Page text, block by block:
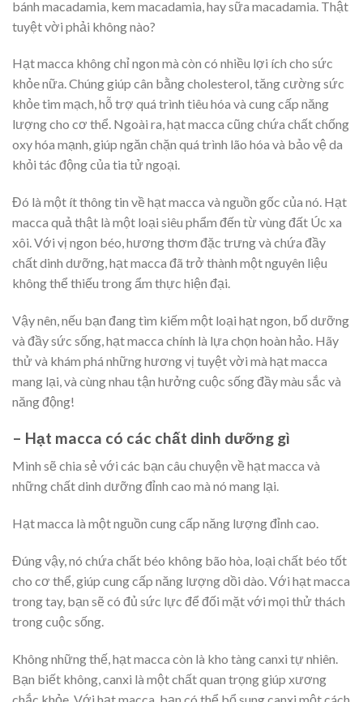
bánh macadamia, kem macadamia, hay sữa macadamia. Thật
tuyệt vời phải không nào?
Hạt macca không chỉ ngon mà còn có nhiều lợi ích cho sức
khỏe nữa. Chúng giúp cân bằng cholesterol, tăng cường sức
khỏe tim mạch, hỗ trợ quá trình tiêu hóa và cung cấp năng
lượng cho cơ thể. Ngoài ra, hạt macca cũng chứa chất chống
oxy hóa mạnh, giúp ngăn chặn quá trình lão hóa và bảo vệ da
khỏi tác động của tia tử ngoại.
Đó là một ít thông tin về hạt macca và nguồn gốc của nó. Hạt
macca quả thật là một loại siêu phẩm đến từ vùng đất Úc xa
xôi. Với vị ngon béo, hương thơm đặc trưng và chứa đầy
chất dinh dưỡng, hạt macca đã trở thành một nguyên liệu
không thể thiếu trong ẩm thực hiện đại.
Vậy nên, nếu bạn đang tìm kiếm một loại hạt ngon, bổ dưỡng
và đầy sức sống, hạt macca chính là lựa chọn hoàn hảo. Hãy
thử và khám phá những hương vị tuyệt vời mà hạt macca
mang lại, và cùng nhau tận hưởng cuộc sống đầy màu sắc và
năng động!
– Hạt macca có các chất dinh dưỡng gì
Mình sẽ chia sẻ với các bạn câu chuyện về hạt macca và
những chất dinh dưỡng đỉnh cao mà nó mang lại.
Hạt macca là một nguồn cung cấp năng lượng đỉnh cao.
Đúng vậy, nó chứa chất béo không bão hòa, loại chất béo tốt
cho cơ thể, giúp cung cấp năng lượng dồi dào. Với hạt macca
trong tay, bạn sẽ có đủ sức lực để đối mặt với mọi thử thách
trong cuộc sống.
Không những thế, hạt macca còn là kho tàng canxi tự nhiên.
Bạn biết không, canxi là một chất quan trọng giúp xương